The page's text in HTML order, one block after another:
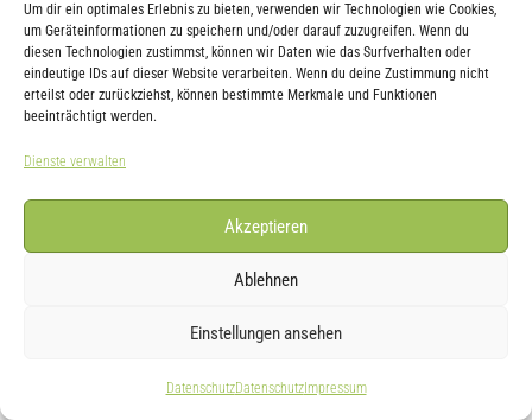
Um dir ein optimales Erlebnis zu bieten, verwenden wir Technologien wie Cookies,
um Geräteinformationen zu speichern und/oder darauf zuzugreifen. Wenn du
diesen Technologien zustimmst, können wir Daten wie das Surfverhalten oder
eindeutige IDs auf dieser Website verarbeiten. Wenn du deine Zustimmung nicht
erteilst oder zurückziehst, können bestimmte Merkmale und Funktionen
beeinträchtigt werden.
Dienste verwalten
Akzeptieren
Ablehnen
Einstellungen ansehen
DatenschutzDatenschutzImpressum
Analyse meiner Gesichtshaut und der
Empfehlung von Channoine-Produkten hat
mich begeistert.
Skindream empfohlen.
wie die Haut und der Körper, innerlich und
und Vitalstoffe reagieren.(71 Jahre)